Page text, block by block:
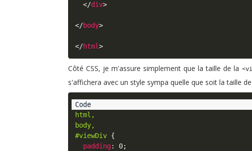
</div>
</body>
</html>
Côté CSS, je m'assure simplement que la taille de la
s'affichera avec un style sympa quelle que soit la taille
html,
body,
#viewDiv {
padding: 0;